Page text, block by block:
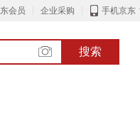
会员 企业采购 手机京东
搜索